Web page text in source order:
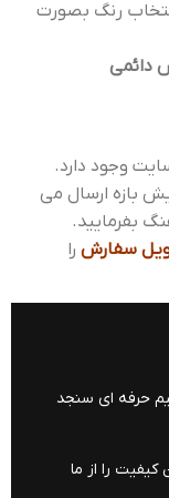
رنگ بصورت
دائمی
وجود دارد.
باعث افزایش بازه ارسال می
بفرمایید.
سفارش را
حرفه ای سنجد
را از ما